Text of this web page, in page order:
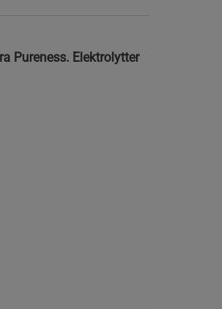
Pureness. Elektrolytter